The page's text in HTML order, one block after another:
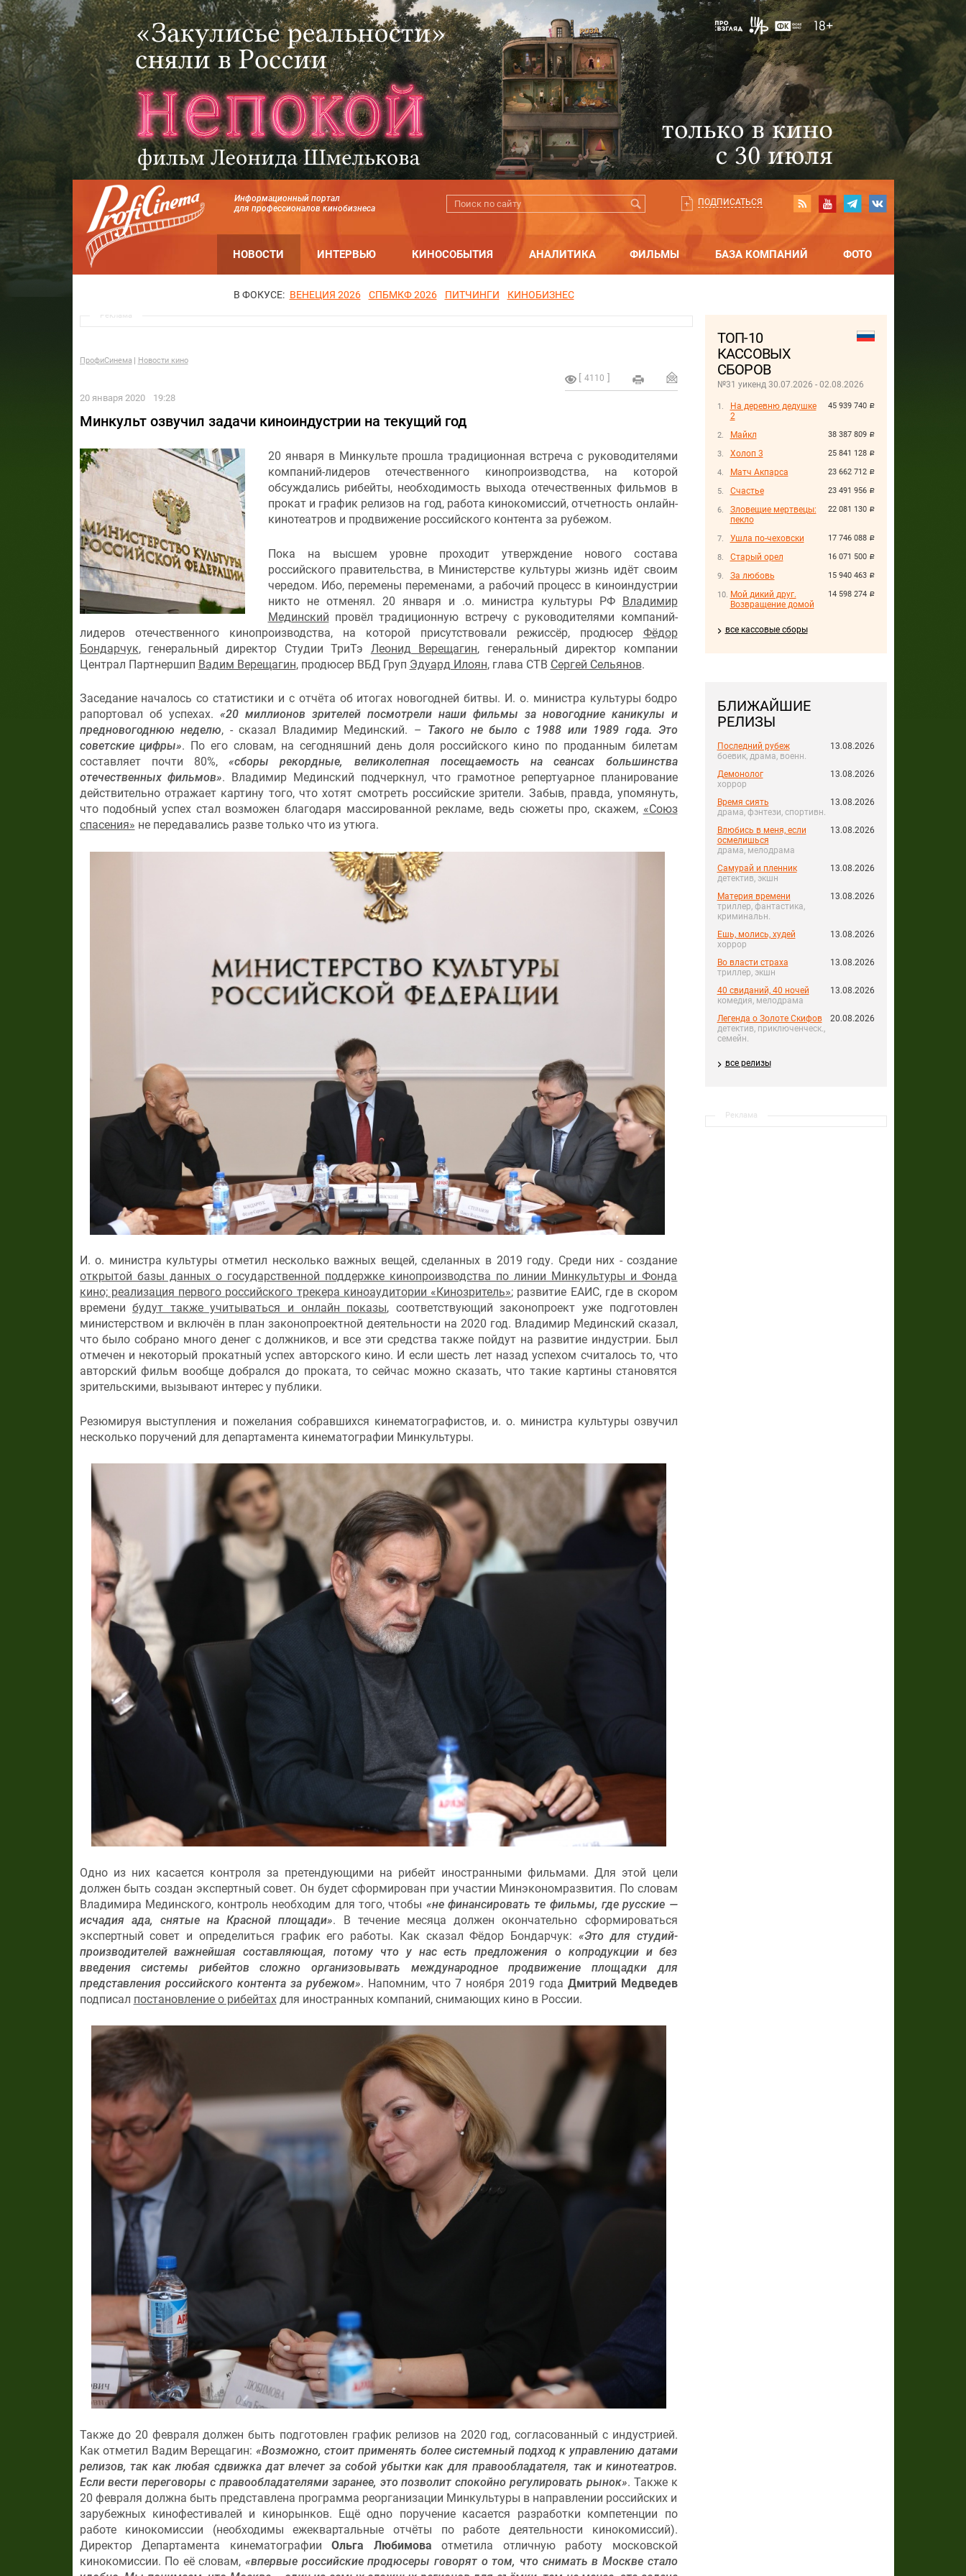
Информационный портал
для профессионалов кинобизнеса
ПОДПИСАТЬСЯ
НОВОСТИ ИНТЕРВЬЮ КИНОСОБЫТИЯ АНАЛИТИКА ФИЛЬМЫ БАЗА КОМПАНИЙ ФОТО
В ФОКУСЕ: ВЕНЕЦИЯ 2026 СПБМКФ 2026 ПИТЧИНГИ КИНОБИЗНЕС
ТОП-10
КАССОВЫХ
СБОРОВ
№31 уикенд 30.07.2026 - 02.08.2026
45 939 740 руб.
На деревню дедушке
2
38 387 809 руб.
Майкл
25 841 128 руб.
Холоп 3
23 662 712 руб.
Матч Акпарса
23 491 956 руб.
Счастье
22 081 130 руб.
Зловещие мертвецы:
пекло
17 746 088 руб.
Ушла по-чеховски
16 071 500 руб.
Старый орел
15 940 463 руб.
За любовь
14 598 274 руб.
Мой дикий друг.
Возвращение домой
все кассовые сборы
БЛИЖАЙШИЕ
РЕЛИЗЫ
Последний рубеж
боевик, драма, военн.
13.08.2026
Демонолог
хоррор
13.08.2026
Время сиять
драма, фэнтези, спортивн.
13.08.2026
Влюбись в меня, если
осмелишься
драма, мелодрама
13.08.2026
Самурай и пленник
детектив, экшн
13.08.2026
Материя времени
триллер, фантастика,
криминальн.
13.08.2026
Ешь, молись, худей
хоррор
13.08.2026
Во власти страха
триллер, экшн
13.08.2026
40 свиданий, 40 ночей
комедия, мелодрама
13.08.2026
Легенда о Золоте Скифов
детектив, приключенческ.,
семейн.
20.08.2026
все релизы
Реклама
Реклама
ПрофиСинема Новости кино
4110
20 января 2020 19:28
Минкульт озвучил задачи киноиндустрии на текущий год
20 января в Минкульте прошла традиционная встреча с руководителями
компаний-лидеров отечественного кинопроизводства, на которой
обсуждались рибейты, необходимость выхода отечественных фильмов в
прокат и график релизов на год, работа кинокомиссий, отчетность онлайн-
кинотеатров и продвижение российского контента за рубежом.
Пока на высшем уровне проходит утверждение нового состава
российского правительства, в Министерстве культуры жизнь идёт своим
чередом. Ибо, перемены переменами, а рабочий процесс в киноиндустрии
никто не отменял. 20 января и .о. министра культуры РФ Владимир
Мединский провёл традиционную встречу с руководителями компаний-
лидеров отечественного кинопроизводства, на которой присутствовали режиссёр, продюсер Фёдор
Бондарчук, генеральный директор Студии ТриТэ Леонид Верещагин, генеральный директор компании
Централ Партнершип Вадим Верещагин, продюсер ВБД Груп Эдуард Илоян, глава СТВ Сергей Сельянов.
Заседание началось со статистики и с отчёта об итогах новогодней битвы. И. о. министра культуры бодро
рапортовал об успехах. «20 миллионов зрителей посмотрели наши фильмы за новогодние каникулы и
предновогоднюю неделю, - сказал Владимир Мединский. – Такого не было с 1988 или 1989 года. Это
советские цифры». По его словам, на сегодняшний день доля российского кино по проданным билетам
составляет почти 80%,«сборы рекордные, великолепная посещаемость на сеансах большинства
отечественных фильмов». Владимир Мединский подчеркнул, что грамотное репертуарное планирование
действительно отражает картину того, что хотят смотреть российские зрители. Забыв, правда, упомянуть,
что подобный успех стал возможен благодаря массированной рекламе, ведь сюжеты про, скажем, «Союз
спасения» не передавались разве только что из утюга.
И. о. министра культуры отметил несколько важных вещей, сделанных в 2019 году. Среди них - создание
открытой базы данных о государственной поддержке кинопроизводства по линии Минкультуры и Фонда
кино; реализация первого российского трекера киноаудитории «Кинозритель»; развитие ЕАИС, где в скором
временибудут также учитываться и онлайн показы, соответствующий законопроект уже подготовлен
министерством и включён в план законопроектной деятельности на 2020 год. Владимир Мединский сказал,
что было собрано много денег с должников, и все эти средства также пойдут на развитие индустрии. Был
отмечен и некоторый прокатный успех авторского кино. И если шесть лет назад успехом считалось то, что
авторский фильм вообще добрался до проката, то сейчас можно сказать, что такие картины становятся
зрительскими, вызывают интерес у публики.
Резюмируя выступления и пожелания собравшихся кинематографистов, и. о. министра культуры озвучил
несколько поручений для департамента кинематографии Минкультуры.
Одно из них касается контроля за претендующими на рибейт иностранными фильмами. Для этой цели
должен быть создан экспертный совет. Он будет сформирован при участии Минэкономразвития. По словам
Владимира Мединского, контроль необходим для того, чтобы «не финансировать те фильмы, где русские —
исчадия ада, снятые на Красной площади». В течение месяца должен окончательно сформироваться
экспертный совет и определиться график его работы. Как сказал Фёдор Бондарчук: «Это для студий-
производителей важнейшая составляющая, потому что у нас есть предложения о копродукции и без
введения системы рибейтов сложно организовывать международное продвижение площадки для
представления российского контента за рубежом». Напомним, что 7 ноября 2019 года Дмитрий Медведев
подписал постановление о рибейтахдля иностранных компаний, снимающих кино в России.
Также до 20 февраля должен быть подготовлен график релизов на 2020 год, согласованный с индустрией.
Как отметил Вадим Верещагин: «Возможно, стоит применять более системный подход к управлению датами
релизов, так как любая сдвижка дат влечет за собой убытки как для правообладателя, так и кинотеатров.
Если вести переговоры с правообладателями заранее, это позволит спокойно регулировать рынок». Также к
20 февраля должна быть представлена программа реорганизации Минкультуры в направлении российских и
зарубежных кинофестивалей и кинорынков. Ещё одно поручение касается разработки компетенции по
работе кинокомиссии (необходимы ежеквартальные отчёты по работе деятельности кинокомиссий).
Директор Департамента кинематографии Ольга Любимова отметила отличную работу московской
кинокомиссии. По её словам,«впервые российские продюсеры говорят о том, что снимать в Москве стало